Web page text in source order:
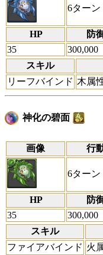
6ターン
HP 防
35
300,000
スキル
リーフバインド 木属
神化の碧面
画像 行
6ターン
HP 防
35
300,000
スキル
ファイアバインド 火